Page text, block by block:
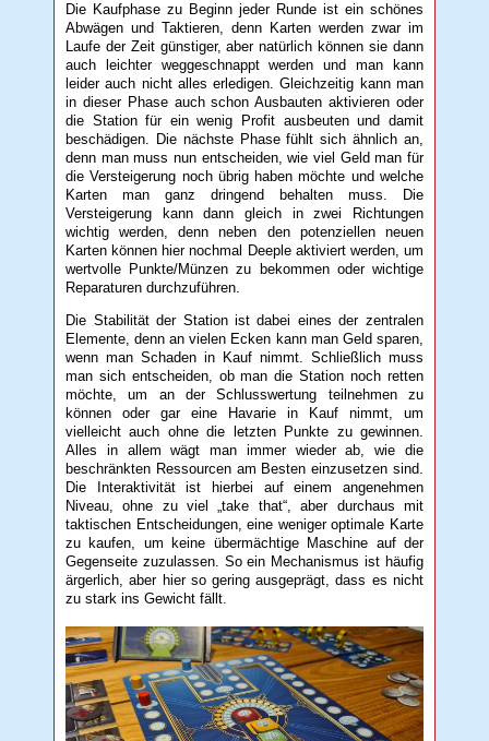
Die Kaufphase zu Beginn jeder Runde ist ein schönes
Abwägen und Taktieren, denn Karten werden zwar im
Laufe der Zeit günstiger, aber natürlich können sie dann
auch leichter weggeschnappt werden und man kann
leider auch nicht alles erledigen. Gleichzeitig kann man
in dieser Phase auch schon Ausbauten aktivieren oder
die Station für ein wenig Profit ausbeuten und damit
beschädigen. Die nächste Phase fühlt sich ähnlich an,
denn man muss nun entscheiden, wie viel Geld man für
die Versteigerung noch übrig haben möchte und welche
Karten man ganz dringend behalten muss. Die
Versteigerung kann dann gleich in zwei Richtungen
wichtig werden, denn neben den potenziellen neuen
Karten können hier nochmal Deeple aktiviert werden, um
wertvolle Punkte/Münzen zu bekommen oder wichtige
Reparaturen durchzuführen.
Die Stabilität der Station ist dabei eines der zentralen
Elemente, denn an vielen Ecken kann man Geld sparen,
wenn man Schaden in Kauf nimmt. Schließlich muss
man sich entscheiden, ob man die Station noch retten
möchte, um an der Schlusswertung teilnehmen zu
können oder gar eine Havarie in Kauf nimmt, um
vielleicht auch ohne die letzten Punkte zu gewinnen.
Alles in allem wägt man immer wieder ab, wie die
beschränkten Ressourcen am Besten einzusetzen sind.
Die Interaktivität ist hierbei auf einem angenehmen
Niveau, ohne zu viel „take that“, aber durchaus mit
taktischen Entscheidungen, eine weniger optimale Karte
zu kaufen, um keine übermächtige Maschine auf der
Gegenseite zuzulassen. So ein Mechanismus ist häufig
ärgerlich, aber hier so gering ausgeprägt, dass es nicht
zu stark ins Gewicht fällt.